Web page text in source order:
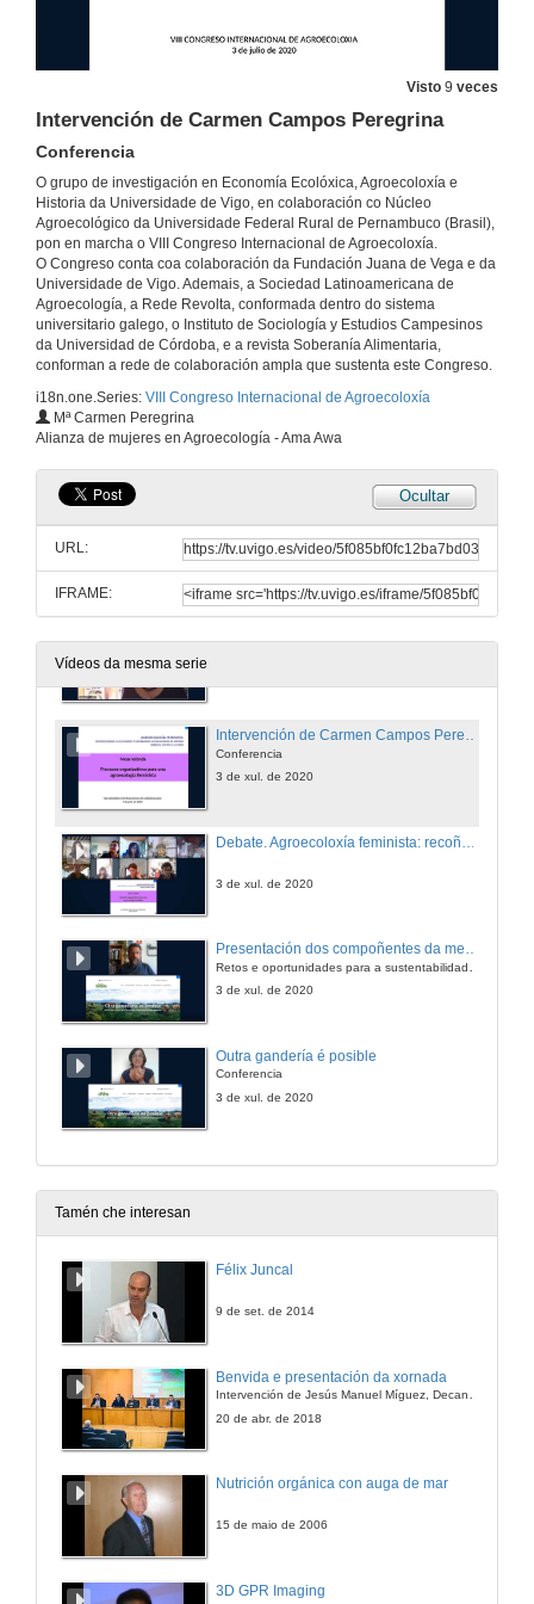
Visto 9 veces
Intervención de Carmen Campos Peregrina
Conferencia
O grupo de investigación en Economía Ecolóxica, Agroecoloxía e
Historia da Universidade de Vigo, en colaboración co Núcleo
Agroecológico da Universidade Federal Rural de Pernambuco (Brasil),
pon en marcha o VIII Congreso Internacional de Agroecoloxía.
O Congreso conta coa colaboración da Fundación Juana de Vega e da
Universidade de Vigo. Ademais, a Sociedad Latinoamericana de
Agroecología, a Rede Revolta, conformada dentro do sistema
universitario galego, o Instituto de Sociología y Estudios Campesinos
da Universidad de Córdoba, e a revista Soberanía Alimentaria,
conforman a rede de colaboración ampla que sustenta este Congreso.
i18n.one.Series: VIII Congreso Internacional de Agroecoloxía
Mª Carmen Peregrina
Alianza de mujeres en Agroecología - Ama Awa
Ocultar
URL:
IFRAME:
Vídeos da mesma serie
Presentación da mesa: Agroecoloxía feminista: recoñecendo ás mulleres e cambiando as relacións de xénero desde o campo á mesa
3 de xul. de 2020
Conferencia
3 de xul. de 2020
Conferencia
3 de xul. de 2020
Conferencia
Conferencia
3 de xul. de 2020
Intervención de Carmen Campos Peregrina
Conferencia
3 de xul. de 2020
3 de xul. de 2020
Presentación dos compoñentes da mesa: A gandería extensiva que necesitamos en transición agroecolóxica
3 de xul. de 2020
Outra gandería é posible
Conferencia
3 de xul. de 2020
Tamén che interesan
Félix Juncal
9 de set. de 2014
Benvida e presentación da xornada
Intervención de Jesús Manuel Míguez, Decano da Facultade de Bioloxía
20 de abr. de 2018
Nutrición orgánica con auga de mar
15 de maio de 2006
3D GPR Imaging